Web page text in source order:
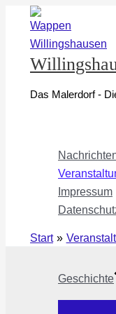
Inhalt
springen
Das Malerdorf -
Impressum
Start
Geschichte